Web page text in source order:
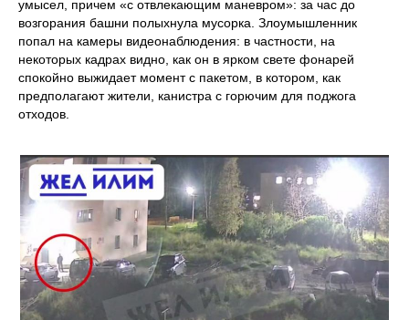
умысел, причем «с отвлекающим маневром»: за час до
возгорания башни полыхнула мусорка. Злоумышленник
попал на камеры видеонаблюдения: в частности, на
некоторых кадрах видно, как он в ярком свете фонарей
спокойно выжидает момент с пакетом, в котором, как
предполагают жители, канистра с горючим для поджога
отходов.